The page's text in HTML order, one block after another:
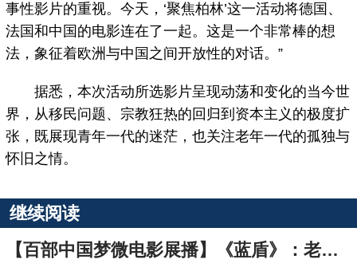
事性影片的重视。今天，‘聚焦柏林’这一活动将德国、
法国和中国的电影连在了一起。这是一个非常棒的想
法，象征着欧洲与中国之间开放性的对话。”
据悉，本次活动所选影片呈现动荡和变化的当今世
界，从移民问题、宗教狂热的回归到资本主义的极度扩
张，既展现青年一代的迷茫，也关注老年一代的孤独与
怀旧之情。
继续阅读
【百部中国梦微电影展播】《蓝盾》：老百姓身边的平凡“守卫者”